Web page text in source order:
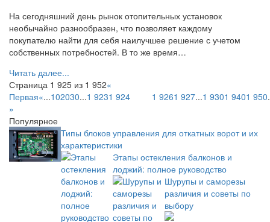
На сегодняшний день рынок отопительных установок
необычайно разнообразен, что позволяет каждому
покупателю найти для себя наилучшее решение с учетом
собственных потребностей. В то же время…
Читать далее...
Страница 1 925 из 1 952«
Первая«...102030...1 9231 924 1 9261 927...1 9301 9401 950
»
Популярное
Типы блоков управления для откатных ворот и их
характеристики
Этапы остекления балконов и
лоджий: полное руководство
Шурупы и саморезы
различия и советы по
выбору